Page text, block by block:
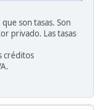
son tasas. Son
privado. Las tasas
créditos